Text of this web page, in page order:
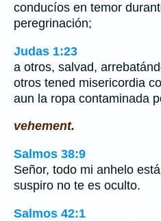
conducíos en temor
peregrinación;
Judas 1:23
a otros, salvad,
otros tened misericordia
aun la ropa contaminada
vehement.
Salmos 38:9
Señor, todo mi anhelo
suspiro no te es oculto.
Salmos 42:1